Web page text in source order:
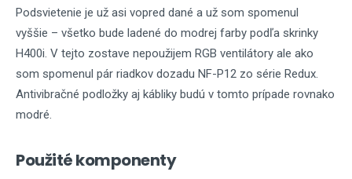
Podsvietenie je už asi vopred dané a už som spomenul
vyššie – všetko bude ladené do modrej farby podľa skrinky
H400i. V tejto zostave nepoužijem RGB ventilátory ale ako
som spomenul pár riadkov dozadu NF-P12 zo série Redux.
Antivibračné podložky aj kábliky budú v tomto prípade rovnako
modré.
Použité komponenty